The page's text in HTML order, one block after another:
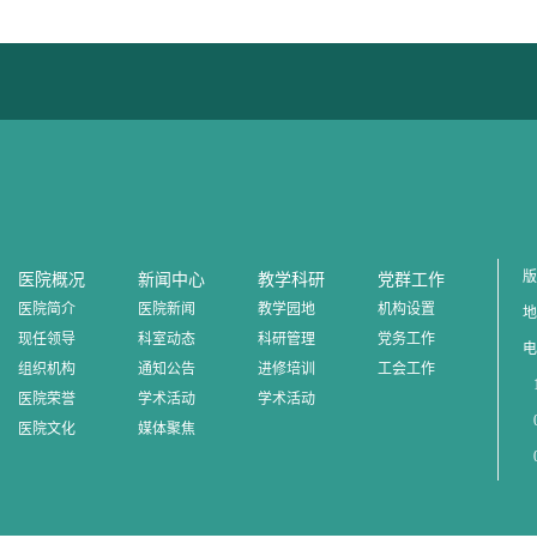
医院概况
医院简介
现任领导
组织机构
医院荣誉
医院文化
新闻中心
医院新闻
科室动态
通知公告
学术活动
媒体聚焦
教学科研
教学园地
科研管理
进修培训
学术活动
党群工作
机构设置
党务工作
工会工作